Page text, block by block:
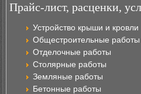
Прайс-лист, расценки,
Устройство крыши и кровли
Общестроительные работы
Отделочные работы
Столярные работы
Земляные работы
Бетонные работы